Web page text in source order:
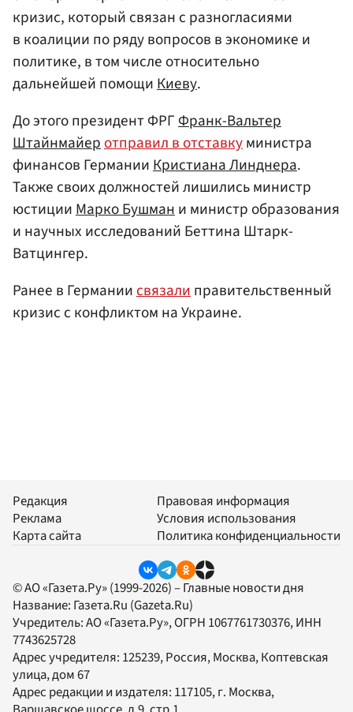
кризис, который связан с разногласиями
в коалиции по ряду вопросов в экономике и
политике, в том числе относительно
дальнейшей помощи Киеву.
До этого президент ФРГФранк-Вальтер
Штайнмайеротправил в отставкуминистра
финансов ГерманииКристиана Линднера.
Также своих должностей лишились министр
юстицииМарко Бушмани министр образования
и научных исследований Беттина Штарк-
Ватцингер.
Ранее в Германиисвязалиправительственный
кризис с конфликтом на Украине.
Редакция
Реклама
Карта сайта
Правовая информация
Условия использования
Политика конфиденциальности
© АО «Газета.Ру» (1999-2026) – Главные новости дня
Название: Газета.Ru (Gazeta.Ru)
Учредитель:АО «Газета.Ру», ОГРН 1067761730376, ИНН
7743625728
Адрес учредителя: 125239, Россия, Москва, Коптевская
улица, дом 67
Адрес редакции и издателя: 117105, г. Москва,